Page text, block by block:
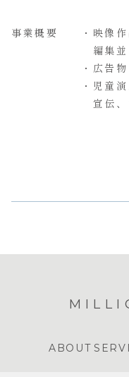
事業概要 ・映像作
編集並び
・広告物の
・児童演劇の
宣伝、管理
ABOUT